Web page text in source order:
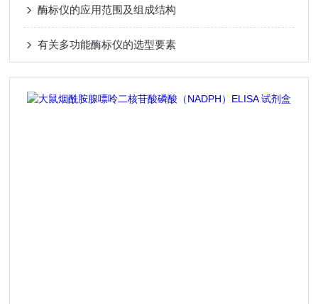
酶标仪的应用范围及组成结构
有关多功能酶标仪的选型要素